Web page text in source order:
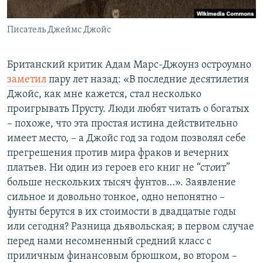
Հայերեն
Русский
Все сайты Радио Азатутюн
Писатель Джеймс Джойс
Британский критик Адам Марс-Джоунз остроумно
заметил пару лет назад: «В последние десятилетия
Джойс, как мне кажется, стал несколько
проигрывать Прусту. Люди любят читать о богатых
– похоже, что эта простая истина действительно
имеет место, – а Джойс год за годом позволял себе
прегрешения против мира фраков и вечерних
платьев. Ни один из героев его книг не “стоит”
больше нескольких тысяч фунтов…». Заявление
сильное и довольно тонкое, одно непонятно –
фунты берутся в их стоимости в двадцатые годы
или сегодня? Разница дьявольская; в первом случае
перед нами несомненный средний класс с
приличным финансовым брюшком, во втором –